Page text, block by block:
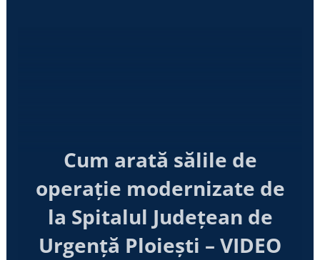
Cum arată sălile de
operație modernizate de
la Spitalul Județean de
Urgență Ploiești – VIDEO